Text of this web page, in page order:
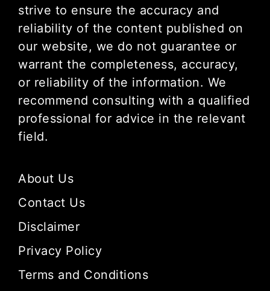
strive to ensure the accuracy and
reliability of the content published on
our website, we do not guarantee or
warrant the completeness, accuracy,
or reliability of the information. We
recommend consulting with a qualified
professional for advice in the relevant
field.
About Us
Contact Us
Disclaimer
Privacy Policy
Terms and Conditions